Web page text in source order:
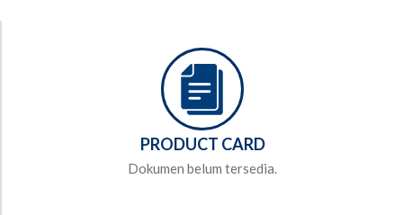
PRODUCT CARD
Dokumen belum tersedia.